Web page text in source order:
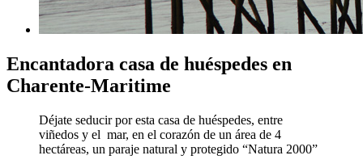
Encantadora casa de huéspedes en
Charente-Maritime
Déjate seducir por esta casa de huéspedes, entre
viñedos y el mar, en el corazón de un área de 4
hectáreas, un paraje natural y protegido “Natura 2000”